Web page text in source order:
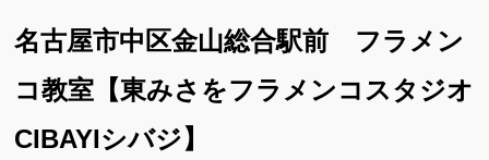
名古屋市中区金山総合駅前 フラメン
コ教室【東みさをフラメンコスタジオ
CIBAYIシバジ】